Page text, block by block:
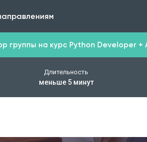
группы на курс Python Developer +
Длительность
меньше 5 минут